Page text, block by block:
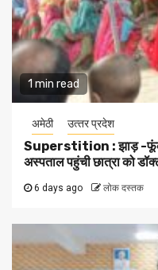
1 min read
अमेठी उत्‍तर प्रदेश
Superstition : झाड़ -फूंक
अस्पताल पहुंची छात्रा को
6 days ago लोक दस्तक